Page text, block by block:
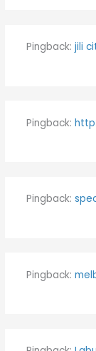
Pingback: jili
Pingback:
Pingback:
Pingback: